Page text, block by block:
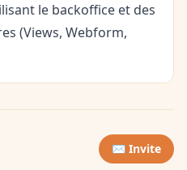
le backoffice et des
(Views, Webform,
✉️ Invite